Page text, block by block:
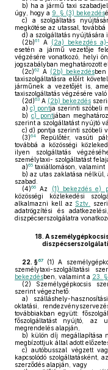
b) ha a jármű taxi
úgy, hogy a 9. § (3) bekezdés
c) a szolgáltatás
megkötése az utassal, továbbá
d) a szolgáltatás nyújtására
(2b)61 A (2a) bekezdés
esetén a jármű vezetője
végzésére vonatkozó, helyi
jogszabályban meghatározott
(2c)62 A (2b) bekezdés
taxiszolgáltatásra előírt
járműnek a vezetőjét is,
taxiszolgáltatás végzésére
(2d)63 A (2b) bekezdés
a) c) pontja szerinti szóbeli
b) c) pontjában
szerint a szolgáltatást nyújtó
c) d) pontja szerinti szóbeli
(3)64
Repülőtér, vasúti
továbbá a közösségi
ilyen szolgáltatás
személytaxi- szolgáltatást
a)65 taxiállomáson, valamint
b) az utas zaklatása nélkül,
szabad.
(4)66 Az (1) bekezdés e)
közösségi közlekedési
alkalmazni kell az Sztv.
adatrögzítési és
diszpécserszolgálatra
18. A
22. §67 (1) A
személytaxi-szolgáltatási
bekezdésben, valamint a 23. §
(2) Személygépkocsis
szerint végezhető:
a) szálláshely-
oktatási,
továbbiakban együtt:
főszolgáltatást nyújtó, az
megrendelés alapján,
b) külön díj megállapítása
megbízottjuk által adott
c) autóbusszal végzett
kapcsolódó szolgáltatásként,
szerződés alapján, vagy